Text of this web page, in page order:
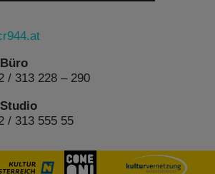
/ 313 228 – 290
/ 313 555 55